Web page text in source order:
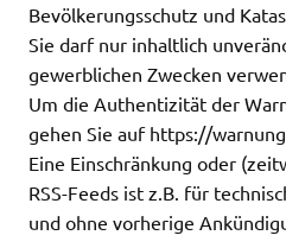
Bevölkerungsschutz und
Sie darf nur inhaltlich
gewerblichen Zwecken
Um die Authentizität der
gehen Sie auf https://
Eine Einschränkung oder
RSS-Feeds ist z.B. für
und ohne vorherige